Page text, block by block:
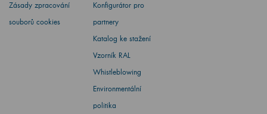
Zásady zpracování
souborů cookies
Konfigurátor pro
partnery
Katalog ke stažení
Vzorník RAL
Whistleblowing
Environmentální
politika